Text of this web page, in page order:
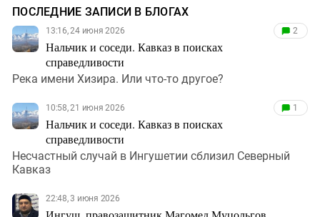
ПОСЛЕДНИЕ ЗАПИСИ В БЛОГАХ
13:16, 24 июня 2026
Нальчик и соседи. Кавказ в поисках
справедливости
2
Река имени Хизира. Или что-то другое?
10:58, 21 июня 2026
Нальчик и соседи. Кавказ в поисках
справедливости
1
Несчастный случай в Ингушетии сблизил Северный
Кавказ
22:48, 3 июня 2026